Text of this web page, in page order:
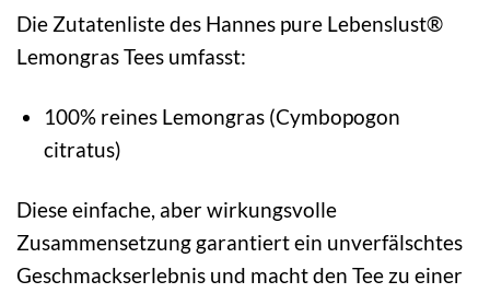
Die Zutatenliste des Hannes pure Lebenslust®
Lemongras Tees umfasst:
100% reines Lemongras (Cymbopogon
citratus)
Diese einfache, aber wirkungsvolle
Zusammensetzung garantiert ein unverfälschtes
Geschmackserlebnis und macht den Tee zu einer